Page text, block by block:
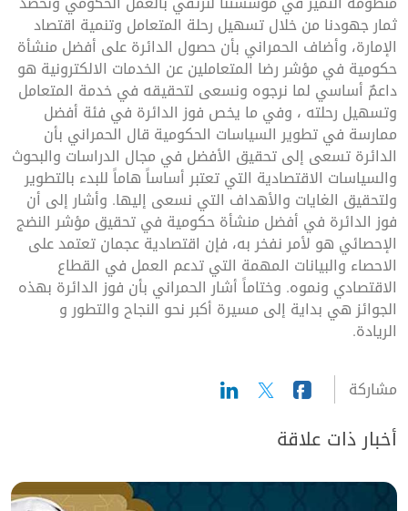
ثمار جهودنا من خلال تسهيل رحلة المتعامل وتنمية اقتصاد
الإمارة، وأضاف الحمراني بأن حصول الدائرة على أفضل منشأة
حكومية في مؤشر رضا المتعاملين عن الخدمات الالكترونية هو
داعمٌ أساسي لما نرجوه ونسعى لتحقيقه في خدمة المتعامل
وتسهيل رحلته ، وفي ما يخص فوز الدائرة في فئة أفضل
ممارسة في تطوير السياسات الحكومية قال الحمراني بأن
الدائرة تسعى إلى تحقيق الأفضل في مجال الدراسات والبحوث
والسياسات الاقتصادية التي تعتبر أساساً هاماً للبدء بالتطوير
ولتحقيق الغايات والأهداف التي نسعى إليها. وأشار إلى أن
فوز الدائرة في أفضل منشأة حكومية في تحقيق مؤشر النضج
الإحصائي هو لأمر نفخر به، فإن اقتصادية عجمان تعتمد على
الاحصاء والبيانات المهمة التي تدعم العمل في القطاع
الاقتصادي ونموه. وختاماً أشار الحمراني بأن فوز الدائرة بهذه
الجوائز هي بداية إلى مسيرة أكبر نحو النجاح والتطور و
الريادة.
مشاركة
أخبار ذات علاقة